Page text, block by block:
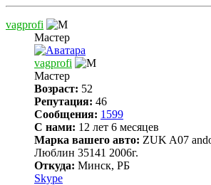
vagprofi
Мастер
vagprofi
Мастер
Возраст: 52
Репутация: 46
Сообщения: 1599
С нами: 12 лет 6 месяцев
Марка вашего авто: ZUK A07
Люблин 35141 2006г.
Откуда: Минск, РБ
Skype